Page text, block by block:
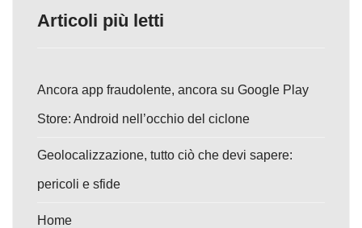
Articoli più letti
Ancora app fraudolente, ancora su Google Play
Store: Android nell’occhio del ciclone
Geolocalizzazione, tutto ciò che devi sapere:
pericoli e sfide
Home